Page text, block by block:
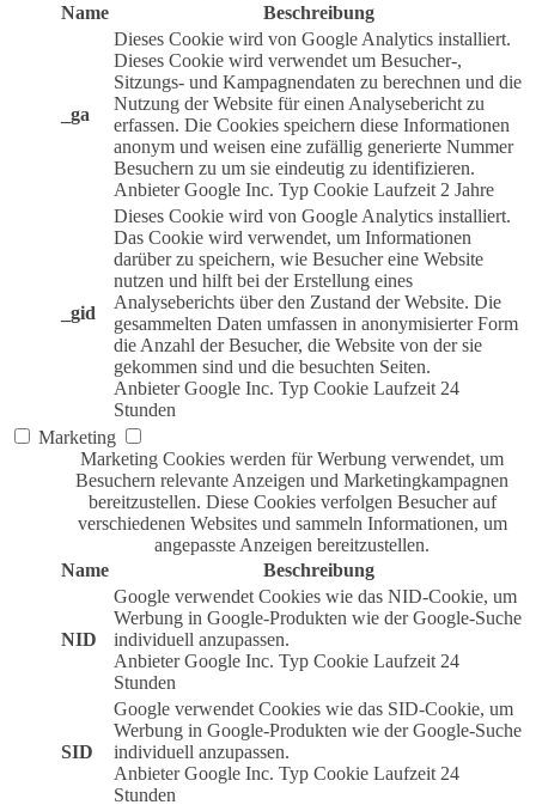
Name
Beschreibung
_ga
Dieses Cookie wird von Google Analytics installiert.
Dieses Cookie wird verwendet um Besucher-,
Sitzungs- und Kampagnendaten zu berechnen und die
Nutzung der Website für einen Analysebericht zu
erfassen. Die Cookies speichern diese Informationen
anonym und weisen eine zufällig generierte Nummer
Besuchern zu um sie eindeutig zu identifizieren.
Anbieter Google Inc. Typ Cookie Laufzeit 2 Jahre
_gid
Dieses Cookie wird von Google Analytics installiert.
Das Cookie wird verwendet, um Informationen
darüber zu speichern, wie Besucher eine Website
nutzen und hilft bei der Erstellung eines
Analyseberichts über den Zustand der Website. Die
gesammelten Daten umfassen in anonymisierter Form
die Anzahl der Besucher, die Website von der sie
gekommen sind und die besuchten Seiten.
Anbieter Google Inc. Typ Cookie Laufzeit 24
Stunden
Marketing
Marketing Cookies werden für Werbung verwendet, um
Besuchern relevante Anzeigen und Marketingkampagnen
bereitzustellen. Diese Cookies verfolgen Besucher auf
verschiedenen Websites und sammeln Informationen, um
angepasste Anzeigen bereitzustellen.
Name
Beschreibung
NID
Google verwendet Cookies wie das NID-Cookie, um
Werbung in Google-Produkten wie der Google-Suche
individuell anzupassen.
Anbieter Google Inc. Typ Cookie Laufzeit 24
Stunden
SID
Google verwendet Cookies wie das SID-Cookie, um
Werbung in Google-Produkten wie der Google-Suche
individuell anzupassen.
Anbieter Google Inc. Typ Cookie Laufzeit 24
Stunden